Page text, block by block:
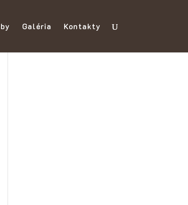
Galéria Kontakty